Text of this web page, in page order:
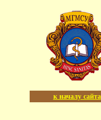
к началу сайта